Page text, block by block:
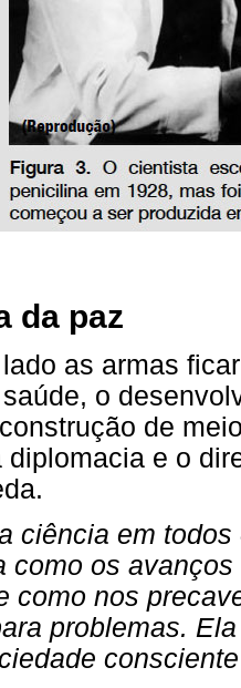
da paz
as armas
o
de
diplomacia e o
ciência em
como os
como nos
problemas.